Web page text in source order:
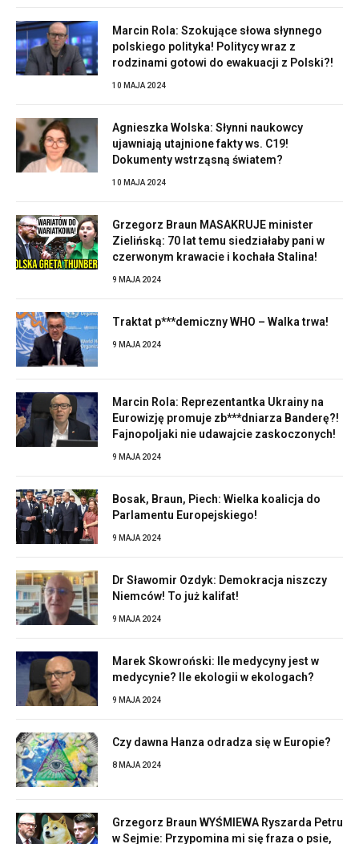
Marcin Rola: Szokujące słowa słynnego
polskiego polityka! Politycy wraz z
rodzinami gotowi do ewakuacji z Polski?!
10 MAJA 2024
Agnieszka Wolska: Słynni naukowcy
ujawniają utajnione fakty ws. C19!
Dokumenty wstrząsną światem?
10 MAJA 2024
Grzegorz Braun MASAKRUJE minister
Zielińską: 70 lat temu siedziałaby pani w
czerwonym krawacie i kochała Stalina!
9 MAJA 2024
Traktat p***demiczny WHO – Walka trwa!
9 MAJA 2024
Marcin Rola: Reprezentantka Ukrainy na
Eurowizję promuje zb***dniarza Banderę?!
Fajnopoljaki nie udawajcie zaskoczonych!
9 MAJA 2024
Bosak, Braun, Piech: Wielka koalicja do
Parlamentu Europejskiego!
9 MAJA 2024
Dr Sławomir Ozdyk: Demokracja niszczy
Niemców! To już kalifat!
9 MAJA 2024
Marek Skowroński: Ile medycyny jest w
medycynie? Ile ekologii w ekologach?
9 MAJA 2024
Czy dawna Hanza odradza się w Europie?
8 MAJA 2024
Grzegorz Braun WYŚMIEWA Ryszarda Petru
w Sejmie: Przypomina mi się fraza o psie,